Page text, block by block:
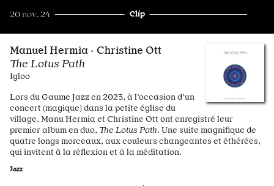
20 nov. 24 Clip
Manuel Hermia · Christine Ott
The Lotus Path
Igloo
Lors du Gaume Jazz en 2023, à l’occasion d’un
concert (magique) dans la petite église du
village, Manu Hermia et Christine Ott ont enregistré leur
premier album en duo, The Lotus Path. Une suite magnifique de
quatre longs morceaux, aux couleurs changeantes et éthérées,
qui invitent à la réflexion et à la méditation.
Jazz